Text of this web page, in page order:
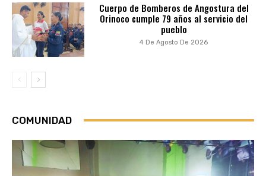
Cuerpo de Bomberos de Angostura del
Orinoco cumple 79 años al servicio del
pueblo
4 De Agosto De 2026
COMUNIDAD